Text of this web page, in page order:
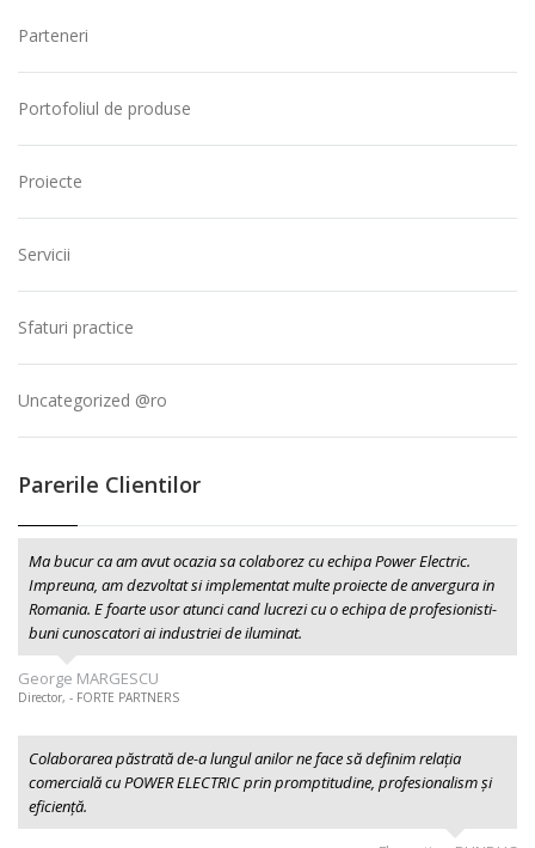
Parteneri
Portofoliul de produse
Proiecte
Servicii
Sfaturi practice
Uncategorized @ro
Parerile Clientilor
Ma bucur ca am avut ocazia sa colaborez cu echipa Power Electric.
Impreuna, am dezvoltat si implementat multe proiecte de anvergura in
Romania. E foarte usor atunci cand lucrezi cu o echipa de profesionisti-
buni cunoscatori ai industriei de iluminat.
George MARGESCU
Director, - FORTE PARTNERS
Colaborarea păstrată de-a lungul anilor ne face să definim relația
comercială cu POWER ELECTRIC prin promptitudine, profesionalism şi
eficiență.